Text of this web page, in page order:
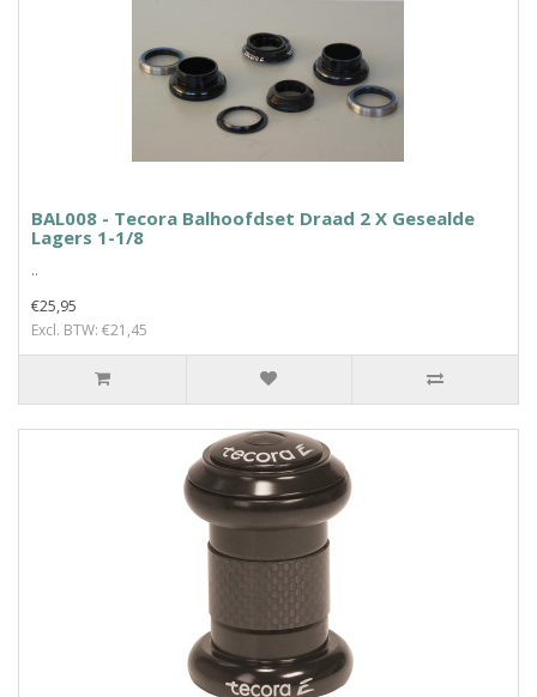
BAL008 - Tecora Balhoofdset Draad 2 X Gesealde
Lagers 1-1/8
..
€25,95
Excl. BTW: €21,45